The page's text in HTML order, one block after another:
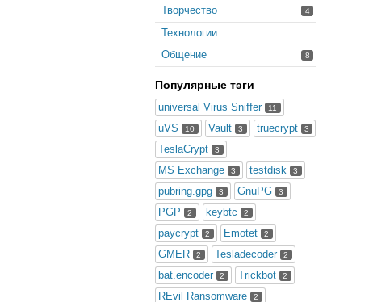
4
Творчество
Технологии
8
Общение
Популярные тэги
universal Virus Sniffer 11
uVS 10 Vault 3 truecrypt 3
TeslaCrypt 3
MS Exchange 3 testdisk 3
pubring.gpg 3 GnuPG 3
PGP 2 keybtc 2
paycrypt 2 Emotet 2
GMER 2 Tesladecoder 2
bat.encoder 2 Trickbot 2
REvil Ransomware 2